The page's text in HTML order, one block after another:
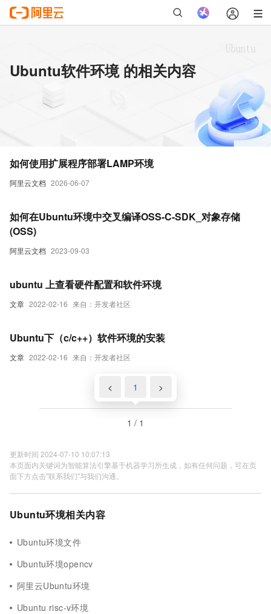
Ubuntu软件环境 的相关内容
阿里云文档 2026-06-07
如何使用扩展程序部署LAMP环境
阿里云文档 2023-09-03
如何在Ubuntu环境中交叉编译OSS-C-SDK_对象存储
(OSS)
文章 2022-02-16 来自：开发者社区
ubuntu 上查看硬件配置和软件环境
文章 2022-02-16 来自：开发者社区
Ubuntu下（c/c++）软件环境的安装
< 1 >
1 / 1
更新时间 2024-07-10 10:07:13
本页面内关键词为智能算法引擎基于机器学习所生成，如有任何问题，可在页
面下方点击"联系我们"与我们沟通。
Ubuntu环境相关内容
Ubuntu环境文件
Ubuntu环境opencv
阿里云Ubuntu环境
Ubuntu risc-v环境